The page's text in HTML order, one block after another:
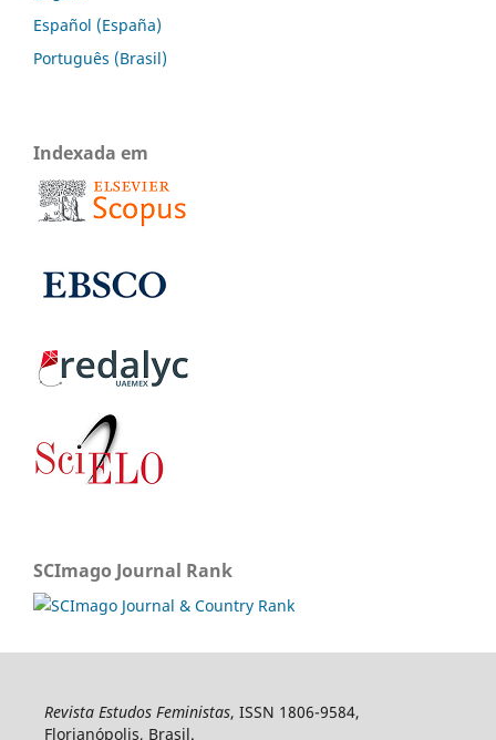
Español (España)
Português (Brasil)
Indexada em
SCImago Journal Rank
Revista Estudos Feministas, ISSN 1806-9584,
Florianópolis, Brasil.